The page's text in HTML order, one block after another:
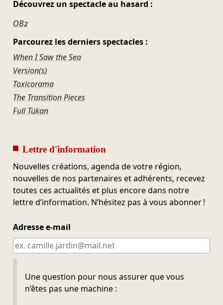
Découvrez un spectacle au hasard :
OB2
Parcourez les derniers spectacles :
When I Saw the Sea
Version(s)
Toxicorama
The Transition Pieces
Full Tükan
Lettre d'information
Nouvelles créations, agenda de votre région,
nouvelles de nos partenaires et adhérents, recevez
toutes ces actualités et plus encore dans notre
lettre d’information. N’hésitez pas à vous abonner !
Adresse e-mail
Une question pour nous assurer que vous
n’êtes pas une machine :
Ne pas remplir